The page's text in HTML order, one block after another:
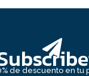
de descuento en tu